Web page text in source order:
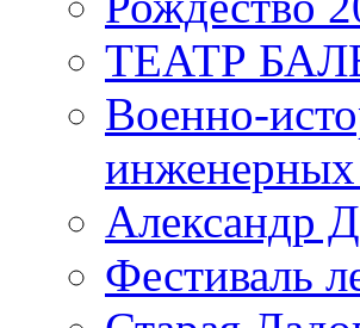
ТЕАТР
Военно-
инженерных
Александр
Фестиваль